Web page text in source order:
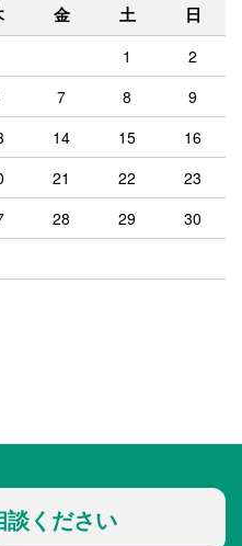
金 土 日
1
2
7 8
9
14 15
16
21 22
23
28 29
30
談ください